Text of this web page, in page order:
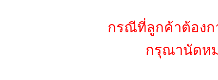
กรณีที่ลูกค้าต้อง
กรุณานัดห